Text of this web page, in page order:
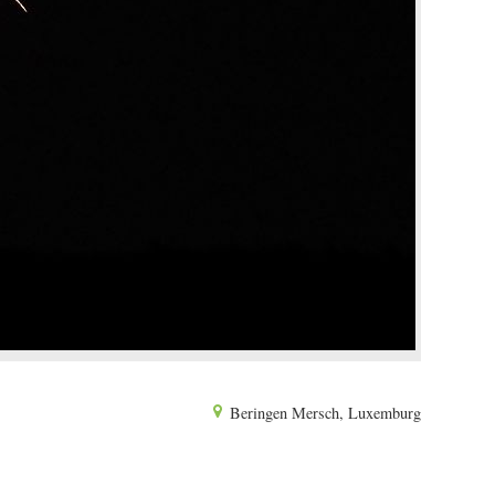
Beringen Mersch, Luxemburg